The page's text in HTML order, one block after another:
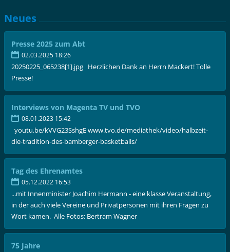
Neues
Presse 2025 zum Abt
02.03.2025 18:26
20250225_065238[1].jpg Herzlichen Dank an Herrn Mackert! Tolle
Presse!
Interviews von Magenta TV und TVO
08.01.2023 15:42
youtu.be/kVVG23SshgE www.tvo.de/mediathek/video/halbzeit-
die-tradition-des-bamberger-basketballs/
Tag des Ehrenamtes
05.12.2022 16:53
...mit Innenminister Joachim Hermann - eine klasse Veranstaltung,
in der auch viele Vereine und Privatpersonen mit ihren Fragen zu
Wort kamen. Alle Fotos: Bertram Wagner
75 Jahre